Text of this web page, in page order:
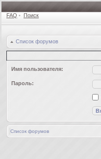
FAQ • Поиск
Список форумов
Имя пользователя:
Пароль:
Список форумов